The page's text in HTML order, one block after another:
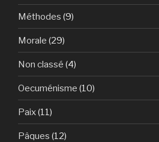
Méthodes (9)
Morale (29)
Non classé (4)
Oecuménisme (10)
Paix(11)
Pâques (12)